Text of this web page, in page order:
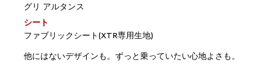
グリ アルタンス
シート
ファブリックシート(XTR専用生地)
他にはないデザインも。ずっと乗っていたい心地よさも。